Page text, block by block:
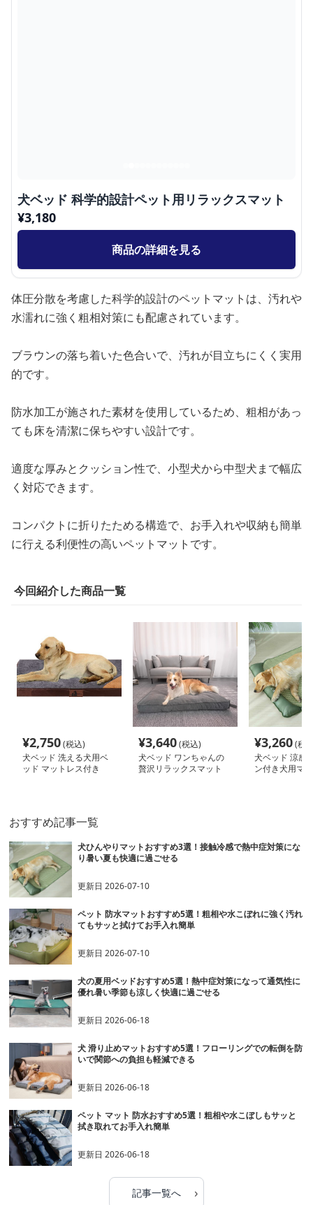
犬ベッド 科学的設計ペット用リラックスマット
¥3,180
商品の詳細を見る
体圧分散を考慮した科学的設計のペットマットは、汚れや
水濡れに強く粗相対策にも配慮されています。
ブラウンの落ち着いた色合いで、汚れが目立ちにくく実用
的です。
防水加工が施された素材を使用しているため、粗相があっ
ても床を清潔に保ちやすい設計です。
適度な厚みとクッション性で、小型犬から中型犬まで幅広
く対応できます。
コンパクトに折りたためる構造で、お手入れや収納も簡単
に行える利便性の高いペットマットです。
今回紹介した商品一覧
¥2,750(税込)
犬ベッド 洗える犬用ベ
ッド マットレス付き
¥3,640(税込)
犬ベッド ワンちゃんの
贅沢リラックスマット
¥3,260(税
犬ベッド 涼感
ン付き犬用マ
おすすめ記事一覧
犬ひんやりマットおすすめ3選！接触冷感で熱中症対策にな
り暑い夏も快適に過ごせる
更新日2026-07-10
ペット 防水マットおすすめ5選！粗相や水こぼれに強く汚れ
てもサッと拭けてお手入れ簡単
更新日2026-07-10
犬の夏用ベッドおすすめ5選！熱中症対策になって通気性に
優れ暑い季節も涼しく快適に過ごせる
更新日2026-06-18
犬 滑り止めマットおすすめ5選！フローリングでの転倒を防
いで関節への負担も軽減できる
更新日2026-06-18
ペット マット 防水おすすめ5選！粗相や水こぼしもサッと
拭き取れてお手入れ簡単
更新日2026-06-18
記事一覧へ ›